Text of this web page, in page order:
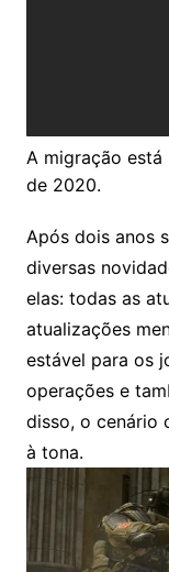
A migração
de 2020.
Após dois anos
diversas
elas: todas as
atualizações
estável para os
operações e
disso, o cenário
à tona.